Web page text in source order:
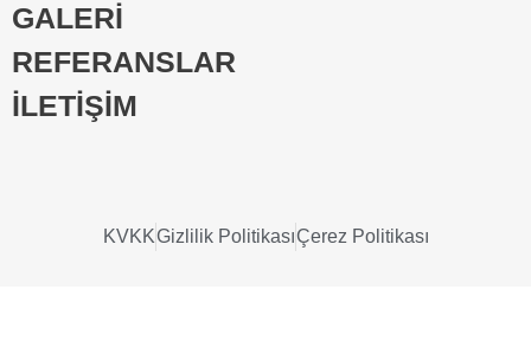
GALERİ
REFERANSLAR
İLETİŞİM
KVKKGizlilik PolitikasıÇerez Politikası